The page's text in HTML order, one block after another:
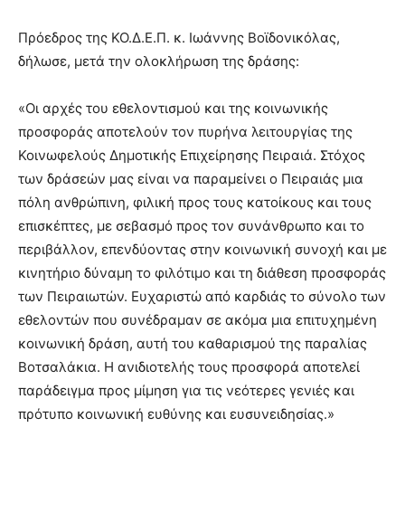
Πρόεδρος της ΚΟ.Δ.Ε.Π. κ. Ιωάννης Βοϊδονικόλας,
δήλωσε, μετά την ολοκλήρωση της δράσης:
«Οι αρχές του εθελοντισμού και της κοινωνικής
προσφοράς αποτελούν τον πυρήνα λειτουργίας της
Κοινωφελούς Δημοτικής Επιχείρησης Πειραιά. Στόχος
των δράσεών μας είναι να παραμείνει ο Πειραιάς μια
πόλη ανθρώπινη, φιλική προς τους κατοίκους και τους
επισκέπτες, με σεβασμό προς τον συνάνθρωπο και το
περιβάλλον, επενδύοντας στην κοινωνική συνοχή και με
κινητήριο δύναμη το φιλότιμο και τη διάθεση προσφοράς
των Πειραιωτών. Ευχαριστώ από καρδιάς το σύνολο των
εθελοντών που συνέδραμαν σε ακόμα μια επιτυχημένη
κοινωνική δράση, αυτή του καθαρισμού της παραλίας
Βοτσαλάκια. Η ανιδιοτελής τους προσφορά αποτελεί
παράδειγμα προς μίμηση για τις νεότερες γενιές και
πρότυπο κοινωνική ευθύνης και ευσυνειδησίας.»